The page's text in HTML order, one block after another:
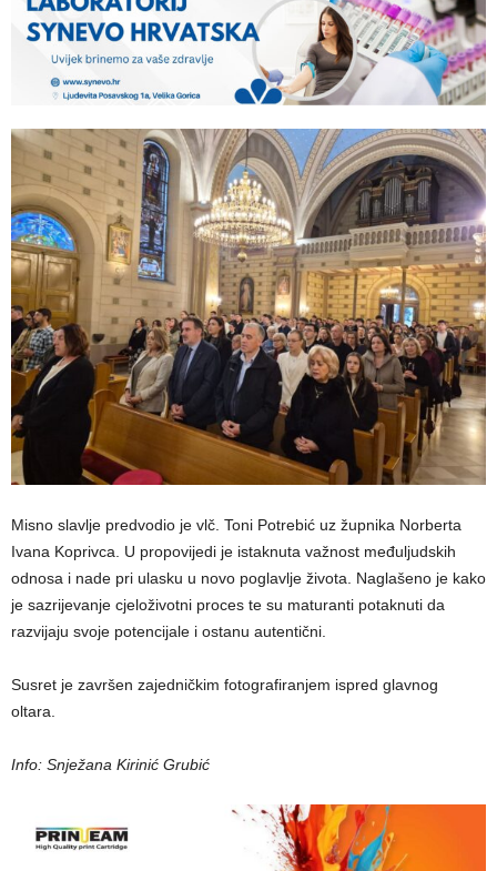
Misno slavlje predvodio je vlč. Toni Potrebić uz župnika Norberta
Ivana Koprivca. U propovijedi je istaknuta važnost međuljudskih
odnosa i nade pri ulasku u novo poglavlje života. Naglašeno je kako
je sazrijevanje cjeloživotni proces te su maturanti potaknuti da
razvijaju svoje potencijale i ostanu autentični.
Susret je završen zajedničkim fotografiranjem ispred glavnog
oltara.
Info: Snježana Kirinić Grubić